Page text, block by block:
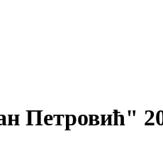
Петровић"